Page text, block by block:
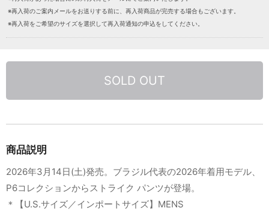
※再入荷のご案内メールをお送りする前に、再入荷商品が完売する場合もございます。
※再入荷をご希望のサイズを選択して再入荷通知の申込をしてください。
SOLD OUT
商品説明
2026年3月14日(土)発売。ブラジル代表の2026年着用モデル、
P6コレクションからストライク パンツが登場。
＊【U.S.サイズ／インポートサイズ】MENS